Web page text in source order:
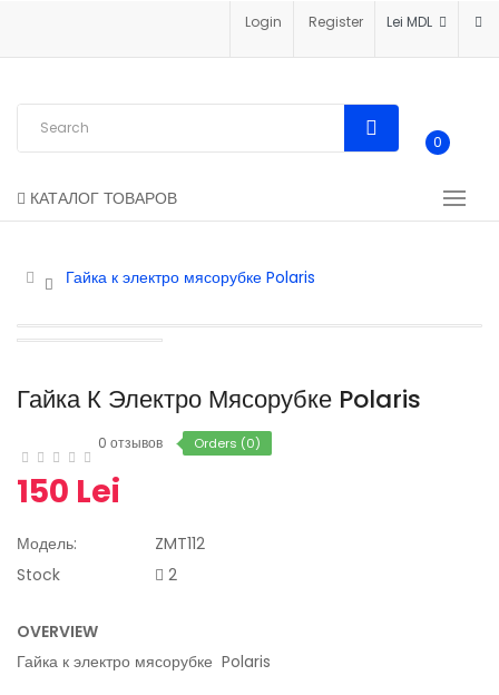
Login Register
0
КАТАЛОГ ТОВАРОВ
Гайка к электро мясорубке Polaris
Гайка К Электро Мясорубке Polaris
0 отзывов Orders (0)
150 Lei
Модель:
ZMT112
Stock
2
OVERVIEW
Гайка к электро мясорубке Polaris